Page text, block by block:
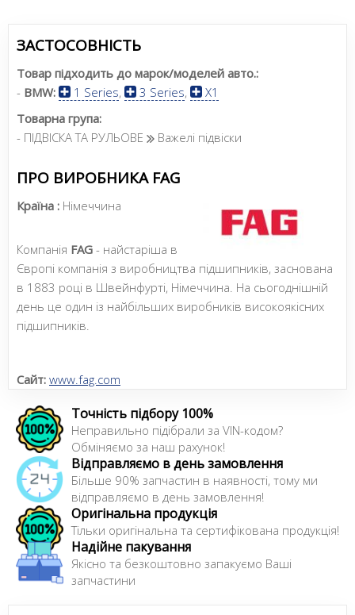
ЗАСТОСОВНІСТЬ
Товар підходить до марок/моделей авто.:
- BMW: 1 Series, 3 Series,
X1
Товарна група:
- ПІДВІСКА ТА РУЛЬОВЕ
Важелі підвіски
ПРО ВИРОБНИКА FAG
Країна : Німеччина
Компанія FAG - найстаріша в
Європі компанія з виробництва підшипників, заснована
в 1883 році в Швейнфурті, Німеччина. На сьогоднішній
день це один із найбільших виробників високоякісних
підшипників.
Сайт: www.fag.com
Точність підбору 100%
Неправильно підібрали за VIN-кодом?
Обміняємо за наш рахунок!
Відправляємо в день замовлення
Більше 90% запчастин в наявності, тому ми
відправляємо в день замовлення!
Оригінальна продукція
Тільки оригінальна та сертифікована продукція!
Надійне пакування
Якісно та безкоштовно запакуємо Ваші
запчастини